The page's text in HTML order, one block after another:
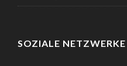
SOZIALE NETZWERKE